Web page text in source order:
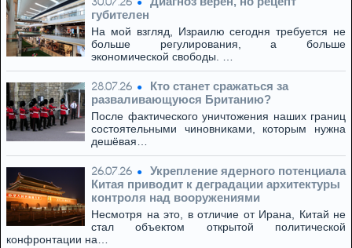
губителен
На мой взгляд, Израилю сегодня требуется не
больше регулирования, а больше
экономической свободы. …
28.07.26
Кто станет сражаться за
разваливающуюся Британию?
После фактического уничтожения наших границ
состоятельными чиновниками, которым нужна
дешёвая…
26.07.26
Укрепление ядерного потенциала
Китая приводит к деградации архитектуры
контроля над вооружениями
Несмотря на это, в отличие от Ирана, Китай не
стал объектом открытой политической
конфронтации на…